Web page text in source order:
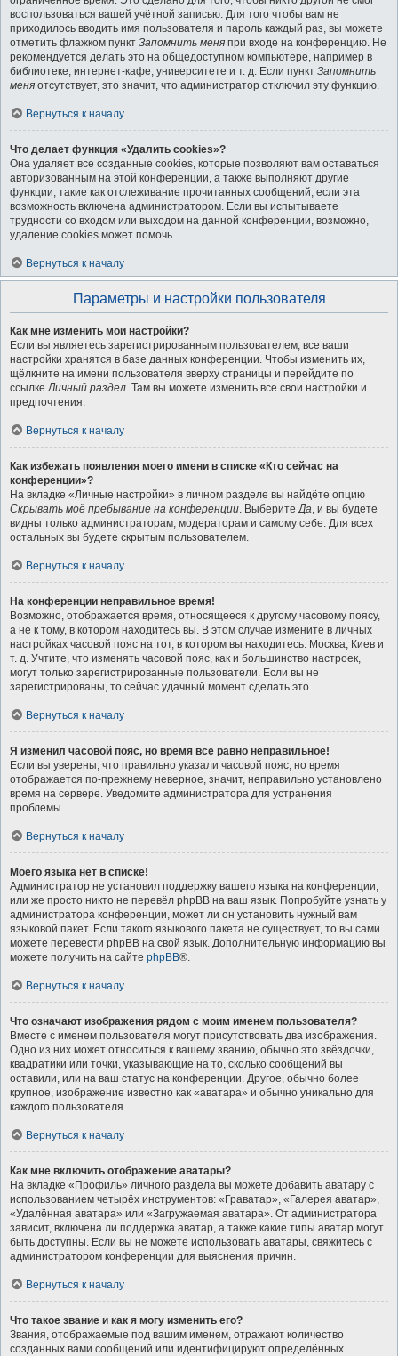
воспользоваться вашей учётной записью. Для того чтобы вам не
приходилось вводить имя пользователя и пароль каждый раз, вы можете
отметить флажком пункт Запомнить меня при входе на конференцию. Не
рекомендуется делать это на общедоступном компьютере, например в
библиотеке, интернет-кафе, университете и т. д. Если пункт Запомнить
меня отсутствует, это значит, что администратор отключил эту функцию.
Вернуться к началу
Что делает функция «Удалить cookies»?
Она удаляет все созданные cookies, которые позволяют вам оставаться
авторизованным на этой конференции, а также выполняют другие
функции, такие как отслеживание прочитанных сообщений, если эта
возможность включена администратором. Если вы испытываете
трудности со входом или выходом на данной конференции, возможно,
удаление cookies может помочь.
Вернуться к началу
Параметры и настройки пользователя
Как мне изменить мои настройки?
Если вы являетесь зарегистрированным пользователем, все ваши
настройки хранятся в базе данных конференции. Чтобы изменить их,
щёлкните на имени пользователя вверху страницы и перейдите по
ссылкеЛичный раздел. Там вы можете изменить все свои настройки и
предпочтения.
Вернуться к началу
Как избежать появления моего имени в списке «Кто сейчас на
конференции»?
На вкладке «Личные настройки» в личном разделе вы найдёте опцию
Скрывать моё пребывание на конференции. ВыберитеДа, и вы будете
видны только администраторам, модераторам и самому себе. Для всех
остальных вы будете скрытым пользователем.
Вернуться к началу
На конференции неправильное время!
Возможно, отображается время, относящееся к другому часовому поясу,
а не к тому, в котором находитесь вы. В этом случае измените в личных
настройках часовой пояс на тот, в котором вы находитесь: Москва, Киев и
т. д. Учтите, что изменять часовой пояс, как и большинство настроек,
могут только зарегистрированные пользователи. Если вы не
зарегистрированы, то сейчас удачный момент сделать это.
Вернуться к началу
Я изменил часовой пояс, но время всё равно неправильное!
Если вы уверены, что правильно указали часовой пояс, но время
отображается по-прежнему неверное, значит, неправильно установлено
время на сервере. Уведомите администратора для устранения
проблемы.
Вернуться к началу
Моего языка нет в списке!
Администратор не установил поддержку вашего языка на конференции,
или же просто никто не перевёл phpBB на ваш язык. Попробуйте узнать у
администратора конференции, может ли он установить нужный вам
языковой пакет. Если такого языкового пакета не существует, то вы сами
можете перевести phpBB на свой язык. Дополнительную информацию вы
можете получить на сайте phpBB®.
Вернуться к началу
Что означают изображения рядом с моим именем пользователя?
Вместе с именем пользователя могут присутствовать два изображения.
Одно из них может относиться к вашему званию, обычно это звёздочки,
квадратики или точки, указывающие на то, сколько сообщений вы
оставили, или на ваш статус на конференции. Другое, обычно более
крупное, изображение известно как «аватара» и обычно уникально для
каждого пользователя.
Вернуться к началу
Как мне включить отображение аватары?
На вкладке «Профиль» личного раздела вы можете добавить аватару с
использованием четырёх инструментов: «Граватар», «Галерея аватар»,
«Удалённая аватара» или «Загружаемая аватара». От администратора
зависит, включена ли поддержка аватар, а также какие типы аватар могут
быть доступны. Если вы не можете использовать аватары, свяжитесь с
администратором конференции для выяснения причин.
Вернуться к началу
Что такое звание и как я могу изменить его?
Звания, отображаемые под вашим именем, отражают количество
созданных вами сообщений или идентифицируют определённых